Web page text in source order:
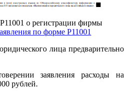
о регистрации фирмы
по форме Р11001
лица предварительно
заявления расходы на
рублей.